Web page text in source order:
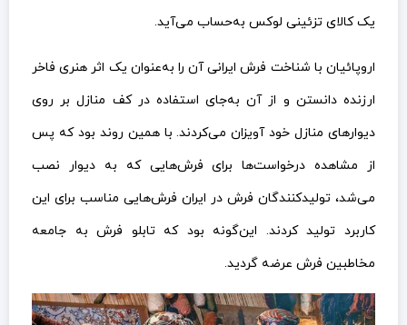
یک کالای تزئینی لوکس به‌حساب می‌آید.
اروپائیان با شناخت فرش ایرانی آن را به‌عنوان یک اثر هنری فاخر
ارزنده دانستن و از آن به‌جای استفاده در کف منازل بر روی
دیوارهای منازل خود آویزان می‌کردند. با همین روند بود که پس
از مشاهده درخواست‌ها برای فرش‌هایی که به دیوار نصب
می‌شد، تولیدکنندگان فرش در ایران فرش‌هایی مناسب برای این
کاربرد تولید کردند. این‌گونه بود که تابلو فرش به جامعه
مخاطبین فرش عرضه گردید.